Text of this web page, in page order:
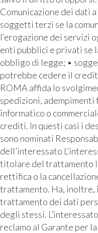
Comunicazione dei dati
soggetti terzi se la
l’erogazione dei servizi
enti pubblici e privati se
obbligo di legge; •
potrebbe cedere il
ROMA affida lo
spedizioni, adempimenti
informatico o
crediti. In questi casi i
sono nominati
dell’interessato
titolare del trattamento
rettifica o la
trattamento. Ha,
trattamento dei dati
degli stessi.
reclamo al Garante per